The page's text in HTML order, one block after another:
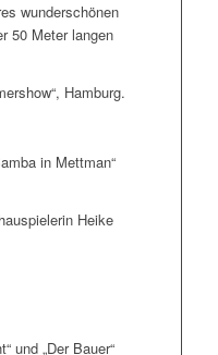
wunderschönen
50 Meter langen
Hamburg.
in Mettman“
Heike
und „Der Bauer“